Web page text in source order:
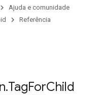
Ajuda e comunidade
Referência
.TagForChild